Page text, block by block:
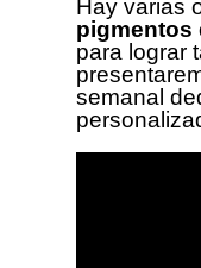
Hay varias
pigmentos
para lograr
semanal